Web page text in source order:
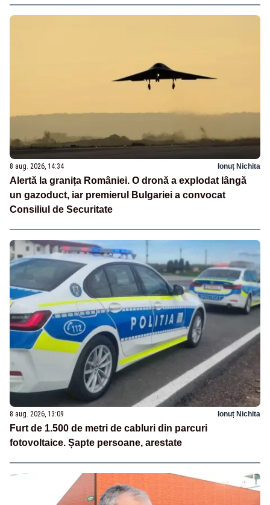
8 aug. 2026, 14:34 Ionuț Nichita
Alertă la granița României. O dronă a explodat lângă
un gazoduct, iar premierul Bulgariei a convocat
Consiliul de Securitate
8 aug. 2026, 13:09 Ionuț Nichita
Furt de 1.500 de metri de cabluri din parcuri
fotovoltaice. Șapte persoane, arestate